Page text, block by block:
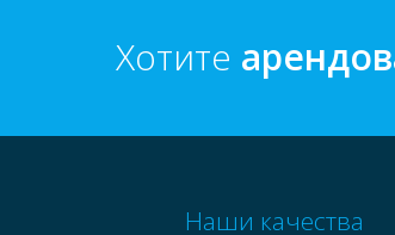
Хотите
Наши качества